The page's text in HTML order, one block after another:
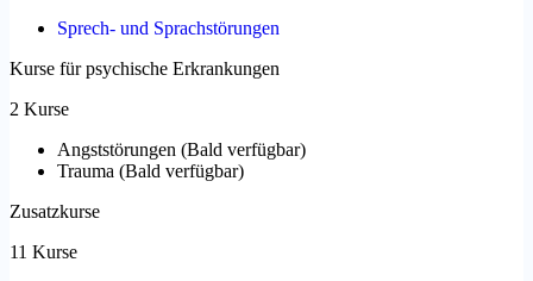
Sprech- und Sprachstörungen
Kurse für psychische Erkrankungen
2 Kurse
Angststörungen (Bald verfügbar)
Trauma (Bald verfügbar)
Zusatzkurse
11 Kurse